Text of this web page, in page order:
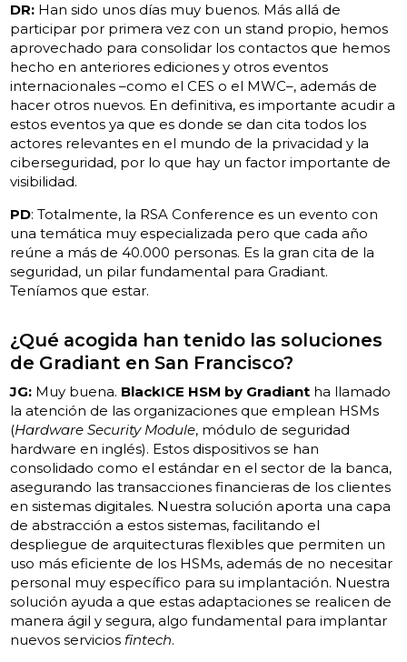
DR: Han sido unos días muy buenos. Más allá de
participar por primera vez con un stand propio, hemos
aprovechado para consolidar los contactos que hemos
hecho en anteriores ediciones y otros eventos
internacionales –como el CES o el MWC–, además de
hacer otros nuevos. En definitiva, es importante acudir a
estos eventos ya que es donde se dan cita todos los
actores relevantes en el mundo de la privacidad y la
ciberseguridad, por lo que hay un factor importante de
visibilidad.
PD: Totalmente, la RSA Conference es un evento con
una temática muy especializada pero que cada año
reúne a más de 40.000 personas. Es la gran cita de la
seguridad, un pilar fundamental para Gradiant.
Teníamos que estar.
¿Qué acogida han tenido las soluciones
de Gradiant en San Francisco?
JG: Muy buena. BlackICE HSM by Gradiant ha llamado
la atención de las organizaciones que emplean HSMs
(Hardware Security Module, módulo de seguridad
hardware en inglés). Estos dispositivos se han
consolidado como el estándar en el sector de la banca,
asegurando las transacciones financieras de los clientes
en sistemas digitales. Nuestra solución aporta una capa
de abstracción a estos sistemas, facilitando el
despliegue de arquitecturas flexibles que permiten un
uso más eficiente de los HSMs, además de no necesitar
personal muy específico para su implantación. Nuestra
solución ayuda a que estas adaptaciones se realicen de
manera ágil y segura, algo fundamental para implantar
nuevos servicios fintech.